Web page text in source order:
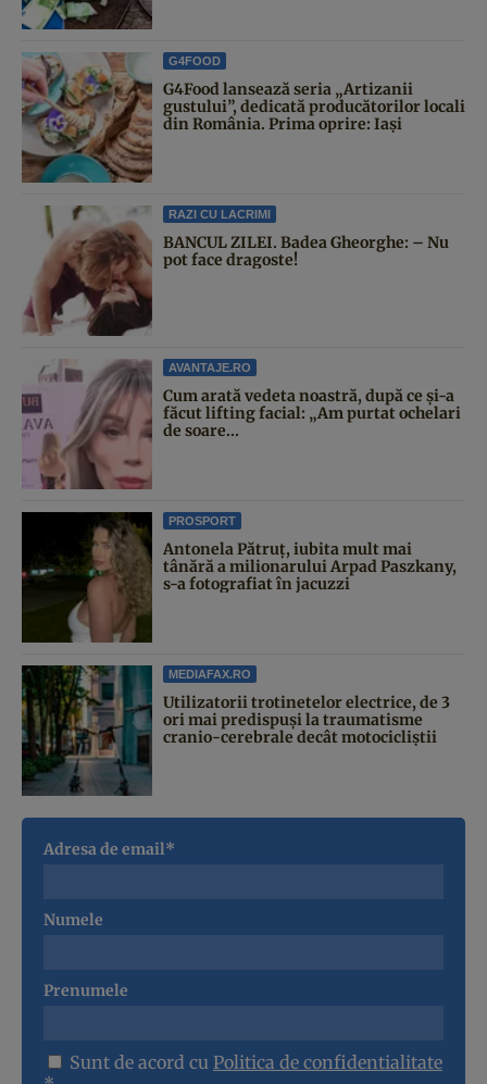
G4FOOD
G4Food lansează seria „Artizanii
gustului”, dedicată producătorilor locali
din România. Prima oprire: Iași
RAZI CU LACRIMI
BANCUL ZILEI. Badea Gheorghe: – Nu
pot face dragoste!
AVANTAJE.RO
Cum arată vedeta noastră, după ce și-a
făcut lifting facial: „Am purtat ochelari
de soare...
PROSPORT
Antonela Pătruț, iubita mult mai
tânără a milionarului Arpad Paszkany,
s-a fotografiat în jacuzzi
MEDIAFAX.RO
Utilizatorii trotinetelor electrice, de 3
ori mai predispuși la traumatisme
cranio-cerebrale decât motocicliștii
Adresa de email*
Numele
Prenumele
Sunt de acord cu Politica de confidentialitate